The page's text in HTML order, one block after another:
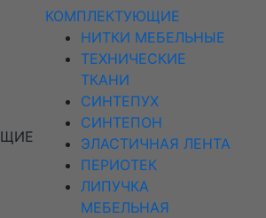
КОМПЛЕКТУЮЩИЕ
НИТКИ МЕБЕЛЬНЫЕ
ТЕХНИЧЕСКИЕ
ТКАНИ
СИНТЕПУХ
СИНТЕПОН
ЭЛАСТИЧНАЯ ЛЕНТА
ПЕРИОТЕК
ЛИПУЧКА
МЕБЕЛЬНАЯ